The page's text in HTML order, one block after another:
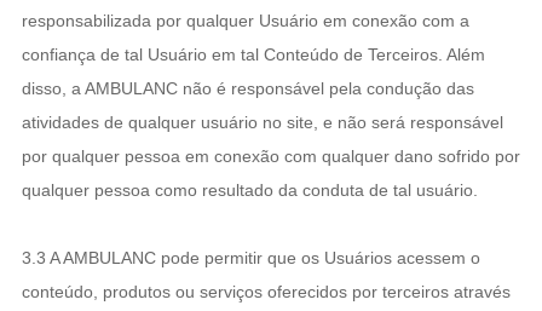
responsabilizada por qualquer Usuário em conexão com a
confiança de tal Usuário em tal Conteúdo de Terceiros. Além
disso, a AMBULANC não é responsável pela condução das
atividades de qualquer usuário no site, e não será responsável
por qualquer pessoa em conexão com qualquer dano sofrido por
qualquer pessoa como resultado da conduta de tal usuário.
3.3 A AMBULANC pode permitir que os Usuários acessem o
conteúdo, produtos ou serviços oferecidos por terceiros através